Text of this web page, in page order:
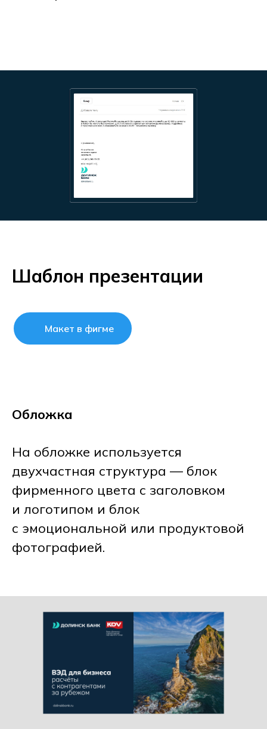
Шаблон презентации
Макет в фигме
Обложка
На обложке используется
двухчастная структура — блок
фирменного цвета с заголовком
и логотипом и блок
с эмоциональной или продуктовой
фотографией.